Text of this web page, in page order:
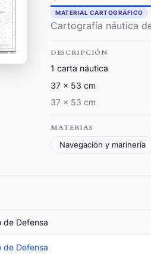
MATERIAL CARTOGRÁFICO
Cartografía náutica
DESCRIPCIÓN
1 carta náutica
37 x 53 cm
37 x 53 cm
MATERIAS
Navegación y marinería
de Defensa
de Defensa